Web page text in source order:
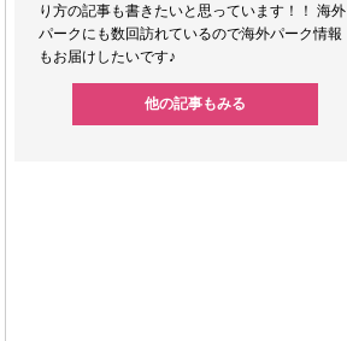
り方の記事も書きたいと思っています！！ 海外
パークにも数回訪れているので海外パーク情報
もお届けしたいです♪
他の記事もみる